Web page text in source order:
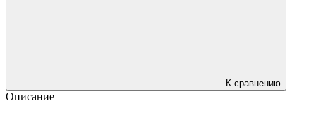
К сравнению
Описание